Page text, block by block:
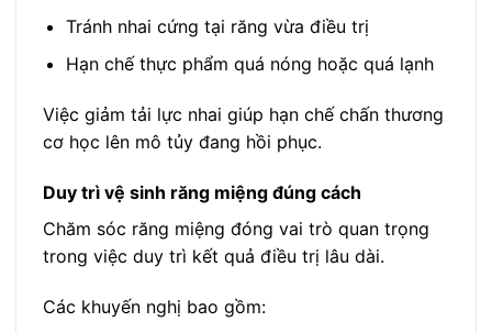
Tránh nhai cứng tại răng vừa điều trị
Hạn chế thực phẩm quá nóng hoặc quá lạnh
Việc giảm tải lực nhai giúp hạn chế chấn thương
cơ học lên mô tủy đang hồi phục.
Duy trì vệ sinh răng miệng đúng cách
Chăm sóc răng miệng đóng vai trò quan trọng
trong việc duy trì kết quả điều trị lâu dài.
Các khuyến nghị bao gồm: